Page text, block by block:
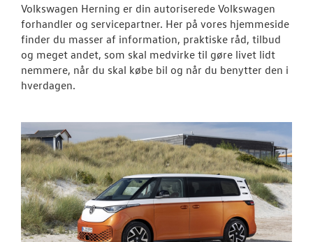
Volkswagen Herning er din autoriserede Volkswagen
forhandler og servicepartner. Her på vores hjemmeside
finder du masser af information, praktiske råd, tilbud
og meget andet, som skal medvirke til gøre livet lidt
nemmere, når du skal købe bil og når du benytter den i
hverdagen.